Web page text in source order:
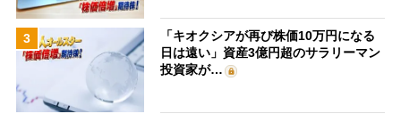
3
「キオクシアが再び株価10万円になる
日は遠い」資産3億円超のサラリーマン
投資家が…